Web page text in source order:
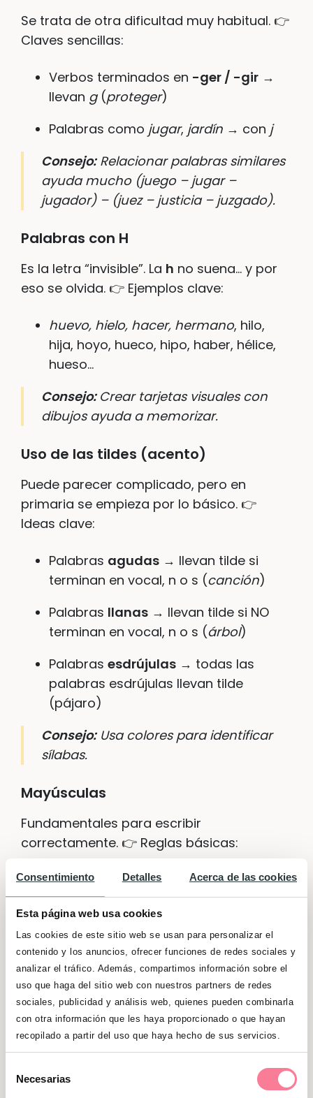
Consentimiento Detalles Acerca de las cookies
Esta página web usa cookies
Las cookies de este sitio web se usan para personalizar el
contenido y los anuncios, ofrecer funciones de redes sociales y
analizar el tráfico. Además, compartimos información sobre el
uso que haga del sitio web con nuestros partners de redes
sociales, publicidad y análisis web, quienes pueden combinarla
con otra información que les haya proporcionado o que hayan
recopilado a partir del uso que haya hecho de sus servicios.
Necesarias
Se trata de otra dificultad muy habitual. 👉
Claves sencillas:
Verbos terminados en -ger / -gir →
llevan g(proteger)
Palabras como jugar, jardín → con j
Consejo:Relacionar palabras similares
ayuda mucho (juego – jugar –
jugador) – (juez – justicia – juzgado).
Palabras con H
Es la letra “invisible”. La h no suena… y por
eso se olvida. 👉 Ejemplos clave:
huevo, hielo, hacer, hermano, hilo,
hija, hoyo, hueco, hipo, haber, hélice,
hueso…
Consejo: Crear tarjetas visuales con
dibujos ayuda a memorizar.
Uso de las tildes (acento)
Puede parecer complicado, pero en
primaria se empieza por lo básico. 👉
Ideas clave:
Palabras agudas → llevan tilde si
terminan en vocal, n o s (canción)
Palabras llanas → llevan tilde si NO
terminan en vocal, n o s (árbol)
Palabras esdrújulas → todas las
palabras esdrújulas llevan tilde
(pájaro)
Consejo:Usa colores para identificar
sílabas.
Mayúsculas
Fundamentales para escribir
correctamente. 👉 Reglas básicas:
Mayúscula al empezar una frase (La
casa está en la colina)
Mayúscula en nombres propios
(Madrid,Hugo,Lucía,Duero,España…)
¡Descarga e imprime nuestro
ejercicios para que puedas practicar